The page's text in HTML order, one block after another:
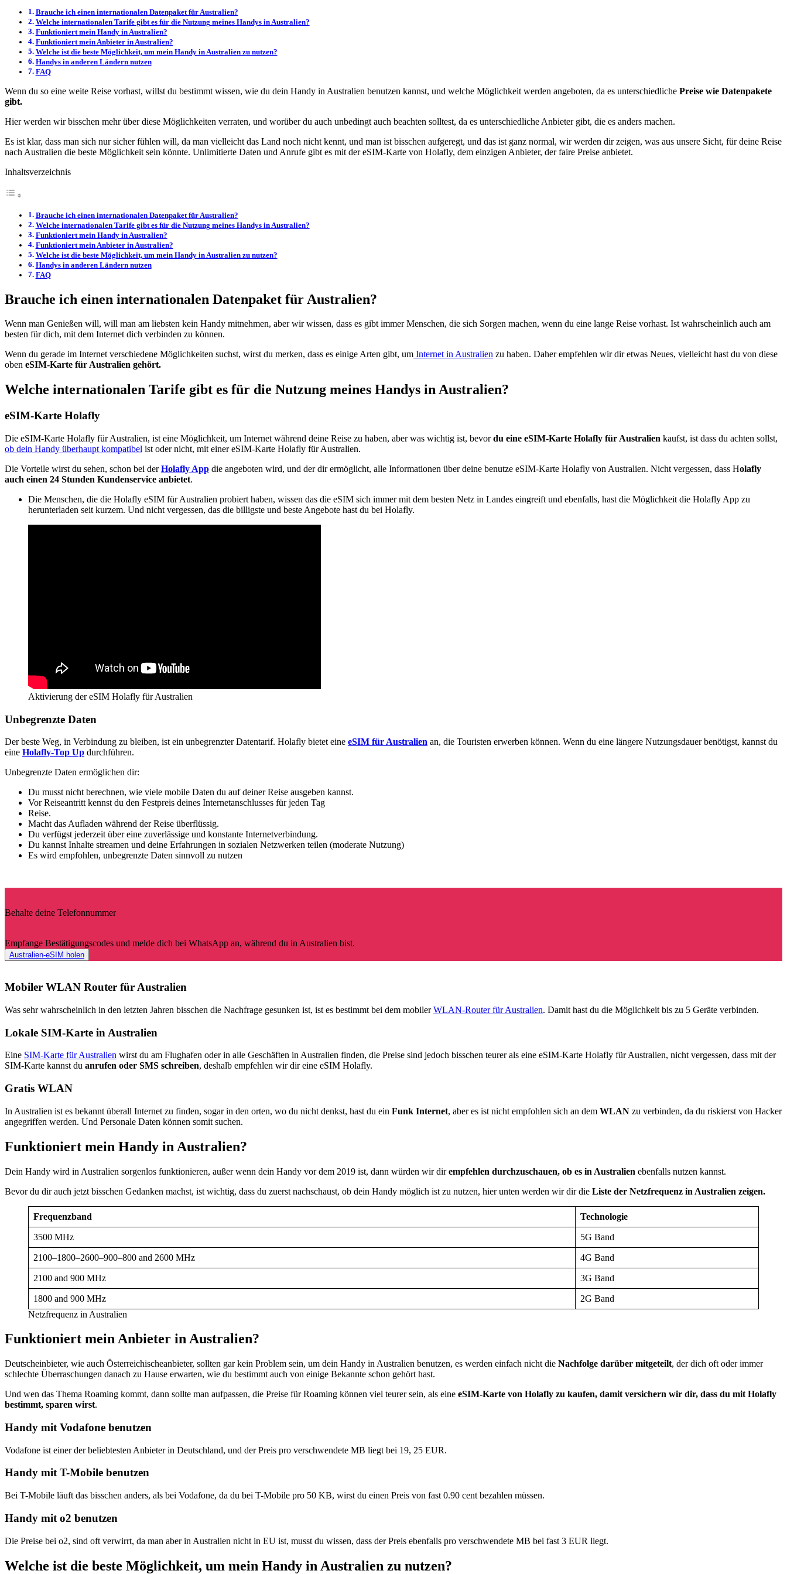
Brauche ich einen internationalen Datenpaket für Australien?
Welche internationalen Tarife gibt es für die Nutzung meines Handys in Australien?
Funktioniert mein Handy in Australien?
Funktioniert mein Anbieter in Australien?
Welche ist die beste Möglichkeit, um mein Handy in Australien zu nutzen?
Handys in anderen Ländern nutzen
FAQ
Wenn du so eine weite Reise vorhast, willst du bestimmt wissen, wie du dein Handy in Australien benutzen kannst, und welche Möglichkeit werden angeboten, da es unterschiedliche Preise wie Datenpakete
gibt.
Hier werden wir bisschen mehr über diese Möglichkeiten verraten, und worüber du auch unbedingt auch beachten solltest, da es unterschiedliche Anbieter gibt, die es anders machen.
Es ist klar, dass man sich nur sicher fühlen will, da man vielleicht das Land noch nicht kennt, und man ist bisschen aufgeregt, und das ist ganz normal, wir werden dir zeigen, was aus unsere Sicht, für deine Reise
nach Australien die beste Möglichkeit sein könnte. Unlimitierte Daten und Anrufe gibt es mit der eSIM-Karte von Holafly, dem einzigen Anbieter, der faire Preise anbietet.
Inhaltsverzeichnis
Brauche ich einen internationalen Datenpaket für Australien?
Welche internationalen Tarife gibt es für die Nutzung meines Handys in Australien?
Funktioniert mein Handy in Australien?
Funktioniert mein Anbieter in Australien?
Welche ist die beste Möglichkeit, um mein Handy in Australien zu nutzen?
Handys in anderen Ländern nutzen
FAQ
Brauche ich einen internationalen Datenpaket für Australien?
Wenn man Genießen will, will man am liebsten kein Handy mitnehmen, aber wir wissen, dass es gibt immer Menschen, die sich Sorgen machen, wenn du eine lange Reise vorhast. Ist wahrscheinlich auch am
besten für dich, mit dem Internet dich verbinden zu können.
Wenn du gerade im Internet verschiedene Möglichkeiten suchst, wirst du merken, dass es einige Arten gibt, um Internet in Australien zu haben. Daher empfehlen wir dir etwas Neues, vielleicht hast du von diese
oben eSIM-Karte für Australien gehört.
Welche internationalen Tarife gibt es für die Nutzung meines Handys in Australien?
eSIM-Karte Holafly
Die eSIM-Karte Holafly für Australien, ist eine Möglichkeit, um Internet während deine Reise zu haben, aber was wichtig ist, bevordu eine eSIM-Karte Holafly für Australien kaufst, ist dass du achten sollst,
ob dein Handy überhaupt kompatibel ist oder nicht, mit einer eSIM-Karte Holafly für Australien.
Die Vorteile wirst du sehen, schon bei derHolafly App die angeboten wird, und der dir ermöglicht, alle Informationen über deine benutze eSIM-Karte Holafly von Australien. Nicht vergessen, dass Holafly
auch einen 24 Stunden Kundenservice anbietet.
Die Menschen, die die Holafly eSIM für Australien probiert haben, wissen das die eSIM sich immer mit dem besten Netz in Landes eingreift und ebenfalls, hast die Möglichkeit die Holafly App zu
herunterladen seit kurzem. Und nicht vergessen, das die billigste und beste Angebote hast du bei Holafly.
Aktivierung der eSIM Holafly für Australien
Unbegrenzte Daten
Der beste Weg, in Verbindung zu bleiben, ist ein unbegrenzter Datentarif. Holafly bietet eine eSIM für Australien an, die Touristen erwerben können. Wenn du eine längere Nutzungsdauer benötigst, kannst du
eine Holafly-Top Up durchführen.
Unbegrenzte Daten ermöglichen dir:
Du musst nicht berechnen, wie viele mobile Daten du auf deiner Reise ausgeben kannst.
Vor Reiseantritt kennst du den Festpreis deines Internetanschlusses für jeden Tag
Reise.
Macht das Aufladen während der Reise überflüssig.
Du verfügst jederzeit über eine zuverlässige und konstante Internetverbindung.
Du kannst Inhalte streamen und deine Erfahrungen in sozialen Netzwerken teilen (moderate Nutzung)
Es wird empfohlen, unbegrenzte Daten sinnvoll zu nutzen
Behalte deine Telefonnummer
Empfange Bestätigungscodes und melde dich bei WhatsApp an, während du in Australien bist.
Australien-eSIM holen
Mobiler WLAN Router für Australien
Was sehr wahrscheinlich in den letzten Jahren bisschen die Nachfrage gesunken ist, ist es bestimmt bei dem mobilerWLAN-Router für Australien. Damit hast du die Möglichkeit bis zu 5 Geräte verbinden.
Lokale SIM-Karte in Australien
Eine SIM-Karte für Australien wirst du am Flughafen oder in alle Geschäften in Australien finden, die Preise sind jedoch bisschen teurer als eine eSIM-Karte Holafly für Australien, nicht vergessen, dass mit der
SIM-Karte kannst du anrufen oder SMS schreiben, deshalb empfehlen wir dir eine eSIM Holafly.
Gratis WLAN
In Australien ist es bekannt überall Internet zu finden, sogar in den orten, wo du nicht denkst, hast du ein Funk Internet, aber es ist nicht empfohlen sich an dem WLAN zu verbinden, da du riskierst von Hacker
angegriffen werden. Und Personale Daten können somit suchen.
Funktioniert mein Handy in Australien?
Dein Handy wird in Australien sorgenlos funktionieren, außer wenn dein Handy vor dem 2019 ist, dann würden wir dirempfehlen durchzuschauen, ob es in Australien ebenfalls nutzen kannst.
Bevor du dir auch jetzt bisschen Gedanken machst, ist wichtig, dass du zuerst nachschaust, ob dein Handy möglich ist zu nutzen, hier unten werden wir dir die Liste der Netzfrequenz in Australien zeigen.
Frequenzband Technologie
3500 MHz 5G Band
2100–1800–2600–900–800 and 2600 MHz 4G Band
2100 and 900 MHz 3G Band
1800 and 900 MHz
2G Band
Netzfrequenz in Australien
Funktioniert mein Anbieter in Australien?
Deutscheinbieter, wie auch Österreichischeanbieter, sollten gar kein Problem sein, um dein Handy in Australien benutzen, es werden einfach nicht die Nachfolge darüber mitgeteilt, der dich oft oder immer
schlechte Überraschungen danach zu Hause erwarten, wie du bestimmt auch von einige Bekannte schon gehört hast.
Und wen das Thema Roaming kommt, dann sollte man aufpassen, die Preise für Roaming können viel teurer sein, als eine eSIM-Karte von Holafly zu kaufen, damit versichern wir dir, dass du mit Holafly
bestimmt, sparen wirst.
Handy mit Vodafone benutzen
Vodafone ist einer der beliebtesten Anbieter in Deutschland, und der Preis pro verschwendete MB liegt bei 19, 25 EUR.
Handy mit T-Mobile benutzen
Bei T-Mobile läuft das bisschen anders, als bei Vodafone, da du bei T-Mobile pro 50 KB, wirst du einen Preis von fast 0.90 cent bezahlen müssen.
Handy mit o2 benutzen
Die Preise bei o2, sind oft verwirrt, da man aber in Australien nicht in EU ist, musst du wissen, dass der Preis ebenfalls pro verschwendete MB bei fast 3 EUR liegt.
Welche ist die beste Möglichkeit, um mein Handy in Australien zu nutzen?